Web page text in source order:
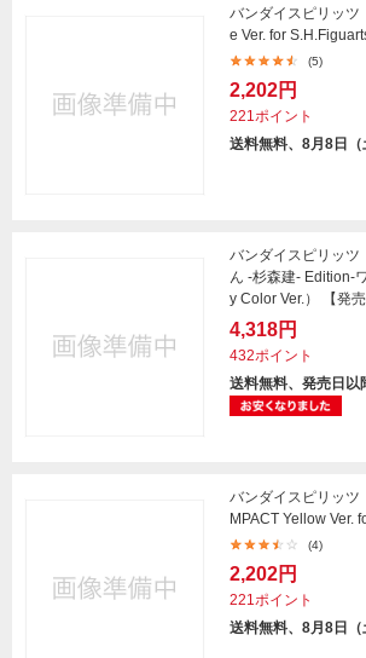
バンダイスピリッ
e Ver. for
(5)
2,202円
221ポイント
送料無料、8月8日（
バンダイスピリッ
ん -杉森建- Edition-
y Color Ver.） 【発
4,318円
432ポイント
送料無料、発売日以
バンダイスピリッ
MPACT Yellow Ver.
(4)
2,202円
221ポイント
送料無料、8月8日（